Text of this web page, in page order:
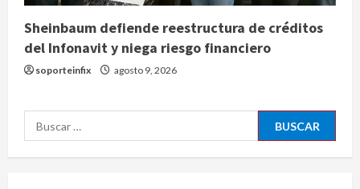
Sheinbaum defiende reestructura de créditos
del Infonavit y niega riesgo financiero
soporteinfix agosto 9, 2026
Buscar:
Internacional
Colombia respalda soberanía de
Marruecos sobre el Sáhara y busca
Deportes Internacional Portada
Fallece Jorge Messi, padre de